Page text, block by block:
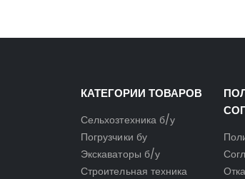
КАТЕГОРИИ ТОВАРОВ
Сельхозтехника б/у
Погрузчики бу
Экскаваторы б/у
Строительная техника